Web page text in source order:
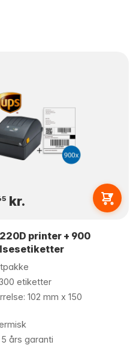
kr.
printer + 900
etiketter
102 mm x 150
års garanti